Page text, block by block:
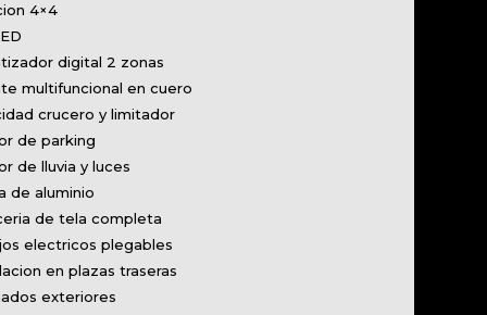
4×4
digital 2 zonas
multifuncional en cuero
crucero y limitador
de parking
de lluvia y luces
de aluminio
de tela completa
electricos plegables
en plazas traseras
exteriores